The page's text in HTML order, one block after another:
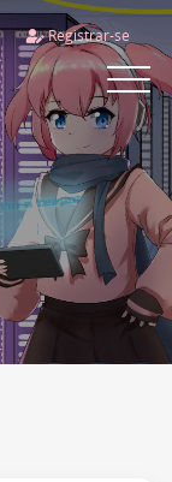
Registrar-se
Toggle